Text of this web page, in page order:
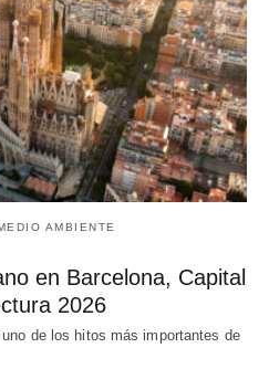
AMBIENTE
en Barcelona, Capital
2026
de los hitos más importantes de